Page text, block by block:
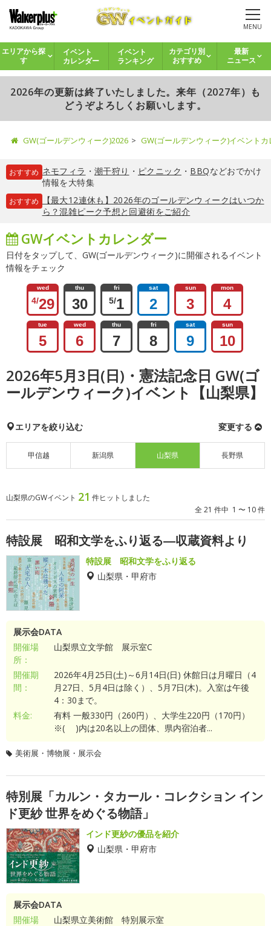
MENU
エリアから探
す
イベント
カレンダー
イベント
ランキング
カテゴリ別
おすすめ
最新
ニュース
2026年の更新は終了いたしました。来年（2027年）も
どうぞよろしくお願いします。
GW(ゴールデンウィーク)2026 GW(ゴールデンウィーク)イベント
おすすめ ネモフィラ ・ 潮干狩り ・ ピクニック ・ BBQなどおでかけ
情報を大特集
おすすめ
【最大12連休も】2026年のゴールデンウィークはいつか
ら？混雑ピーク予想と回避術をご紹介
GWイベントカレンダー
日付をタップして、GW(ゴールデンウィーク)に開催されるイベント
情報をチェック
wed
4/29
thu
30
fri
5/1
sat
2
sun
3
mon
4
tue
5
wed
6
thu
7
fri
8
sat
9
sun
10
2026年5月3日(日)・憲法記念日 GW(ゴ
ールデンウィーク)イベント【山梨県】
エリアを絞り込む 変更する
甲信越 新潟県 山梨県 長野県
山梨県のGWイベント 21 件ヒットしました
全 21 件中 1 〜 10 件
特設展 昭和文学をふり返る―収蔵資料より
特設展 昭和文学をふり返る
山梨県・甲府市
展示会DATA
開催場
所：
山梨県立文学館 展示室C
開催期
間：
2026年4月25日(土)～6月14日(日) 休館日は月曜日（4
月27日、5月4日は除く）、5月7日(木)。入室は午後
4：30まで。
料金:
有料 一般330円（260円）、大学生220円（170円）
※( )内は20名以上の団体、県内宿泊者...
美術展・博物展・展示会
特別展「カルン・タカール・コレクション イン
ド更紗 世界をめぐる物語」
インド更紗の優品を紹介
山梨県・甲府市
展示会DATA
開催場
山梨県立美術館 特別展示室